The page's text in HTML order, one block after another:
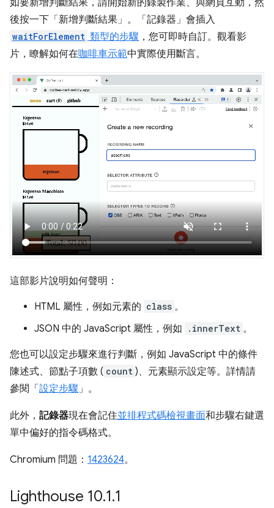
如要新增判斷結果，請開始新的錄製作業、與網頁互動，然
後按一下「新增判斷結果」 。「記錄器」 會插入
waitForElement 類型的步驟 ，您可即時自訂。觀看影
片，瞭解如何在咖啡車示範中實際使用斷言。
這部影片說明如何聲明：
HTML 屬性，例如元素的 class 。
JSON 中的 JavaScript 屬性，例如
.innerText 。
您也可以設定步驟來進行判斷，例如 JavaScript 中的條件
陳述式、節點子項數 ( count )、元素顯示設定等。詳情請
參閱「設定步驟 」。
此外， 記錄器現在會記住並排程式碼檢視畫面和步驟右鍵選
單中偏好的指令碼格式。
Chromium 問題： 1423624。
Lighthouse 10.1.1